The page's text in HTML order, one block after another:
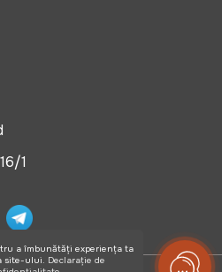
1
a îmbunătăți experiența ta
site-ului. Declarație de